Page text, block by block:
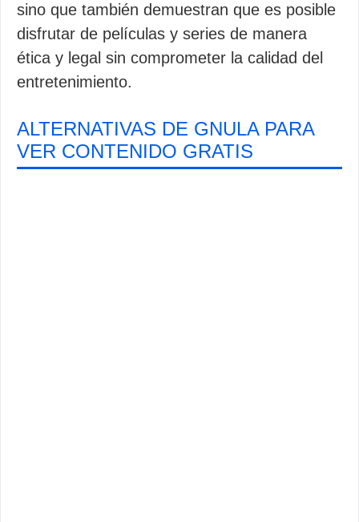
sino que también demuestran que es posible
disfrutar de películas y series de manera
ética y legal sin comprometer la calidad del
entretenimiento.
ALTERNATIVAS DE GNULA PARA
VER CONTENIDO GRATIS